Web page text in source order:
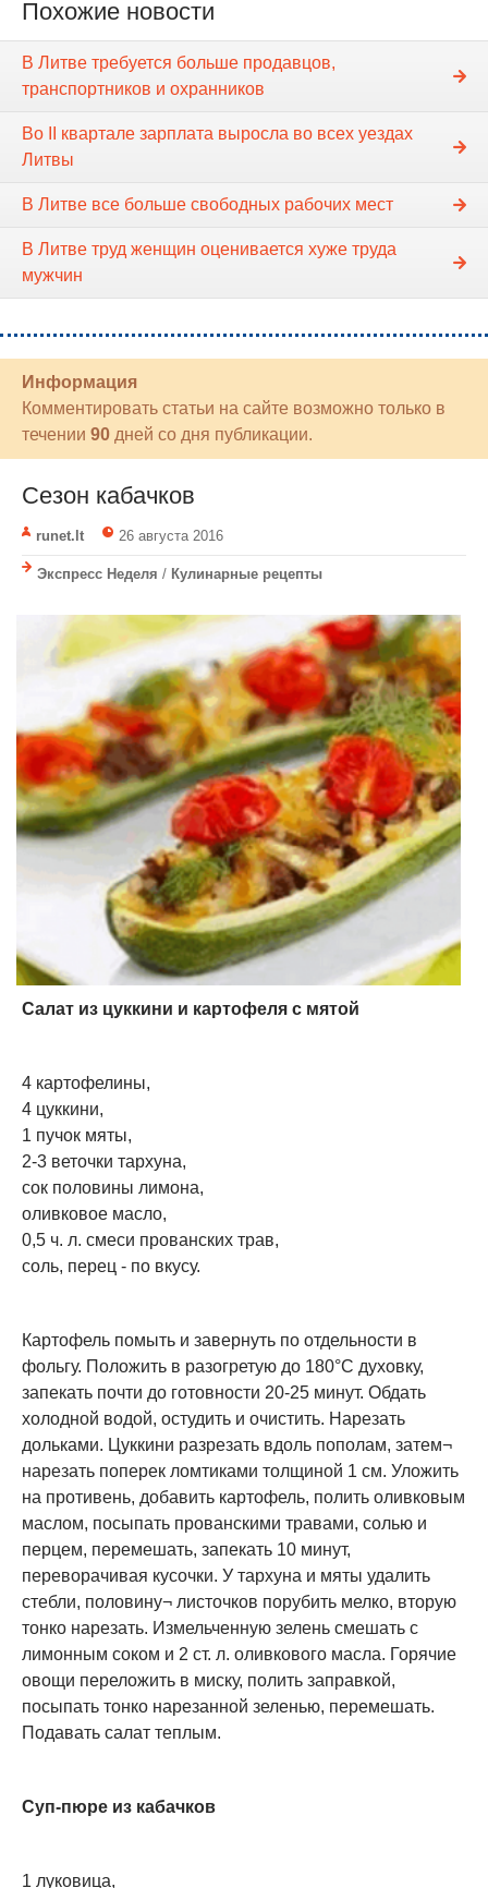
Похожие новости
В Литве требуется больше продавцов,
транспортников и охранников
Во II квартале зарплата выросла во всех уездах
Литвы
В Литве все больше свободных рабочих мест
В Литве труд женщин оценивается хуже труда
мужчин
Информация
Комментировать статьи на сайте возможно только в
течении 90 дней со дня публикации.
Сезон кабачков
runet.lt 26 августа 2016
Экспресс Неделя / Кулинарные рецепты
Cалат из цуккини и картофеля с мятой
4 картофелины,
4 цуккини,
1 пучок мяты,
2-3 веточки тархуна,
сок половины лимона,
оливковое масло,
0,5 ч. л. смеси прованских трав,
соль, перец - по вкусу.
Картофель помыть и завернуть по отдельности в
фольгу. Положить в разогретую до 180°С духовку,
запекать почти до готовности 20-25 минут. Обдать
холодной водой, остудить и очистить. Нарезать
дольками. Цуккини разрезать вдоль пополам, затем¬
нарезать поперек ломтиками толщиной 1 см. Уложить
на противень, добавить картофель, полить оливковым
маслом, посыпать прованскими травами, солью и
перцем, перемешать, запекать 10 минут,
переворачивая кусочки. У тархуна и мяты удалить
стебли, половину¬ листочков порубить мелко, вторую
тонко нарезать. Измельченную зелень смешать с
лимонным соком и 2 ст. л. оливкового масла. Горячие
овощи переложить в миску, полить заправкой,
посыпать тонко нарезанной зеленью, перемешать.
Подавать салат теплым.
Суп-пюре из кабачков
1 луковица,